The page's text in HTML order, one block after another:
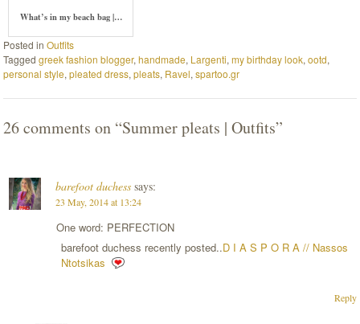
What’s in my beach bag |…
Posted inOutfits
Taggedgreek fashion blogger,handmade, Largenti,my birthday look,ootd,
personal style,pleated dress,pleats, Ravel,spartoo.gr
26 comments on “Summer pleats | Outfits”
barefoot duchess says:
23 May, 2014 at 13:24
One word: PERFECTION
barefoot duchess recently posted..D I A S P O R A // Nassos
Ntotsikas
Reply